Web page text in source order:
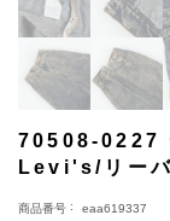
70508-0227
Levi's/リーバ
商品番号 eaa619337